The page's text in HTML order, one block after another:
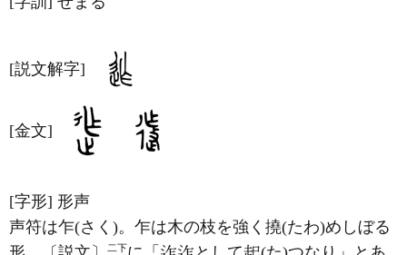
[説文解字]
[金文]
[字形] 形声
声符は乍(さく)。乍は木の枝を強く撓(たわ)めしぼる
二下